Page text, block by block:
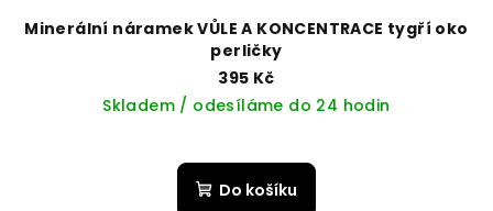
Minerální náramek VŮLE A KONCENTRACE tygří oko
perličky
395 Kč
Skladem / odesíláme do 24 hodin
Do košíku